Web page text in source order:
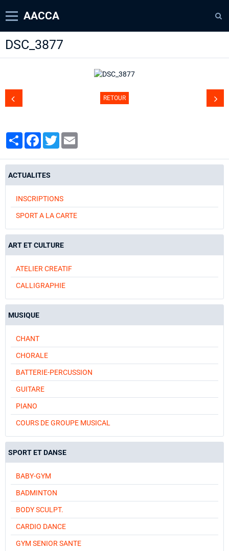
AACCA
Page d'accueil
Diaporamas
DSC_3877
RETOUR
PartagerFacebook
Twitter
ACTUALITES
INSCRIPTIONS
SPORT A LA CARTE
ART ET CULTURE
ATELIER CREATIF
CALLIGRAPHIE
MUSIQUE
CHANT
CHORALE
BATTERIE-PERCUSSION
GUITARE
PIANO
COURS DE GROUPE MUSICAL
SPORT ET DANSE
BABY-GYM
BADMINTON
BODY SCULPT.
CARDIO DANCE
GYM SENIOR SANTE